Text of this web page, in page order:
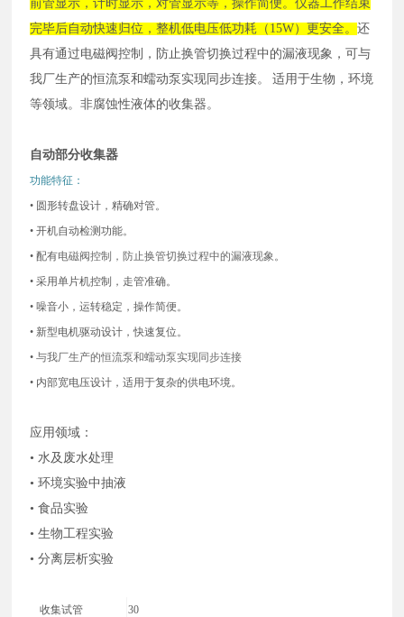
前管显示，计时显示，对管显示等，操作简便。仪器工作结束
完毕后自动快速归位，整机低电压低功耗（ 15W）更安全。还
具有通过电磁阀控制，防止换管切换过程中的漏液现象，可与
我厂生产的恒流泵和蠕动泵实现同步连接。
适用于生物，环境
等领域。非腐蚀性液体的收集器。
自动部分收集器
功能特征：
• 圆形转盘设计，精确对管。
• 开机自动检测功能。
• 配有电磁阀控制，防止换管切换过程中的漏液现象。
• 采用单片机控制，走管准确。
• 噪音小，运转稳定，操作简便。
• 新型电机驱动设计，快速复位。
•与我厂生产的恒流泵和蠕动泵实现同步连接
• 内部宽电压设计，适用于复杂的供电环境。
应用领域：
• 水及废水处理
• 环境实验中抽液
• 食品实验
• 生物工程实验
• 分离层析实验
收集试管
30